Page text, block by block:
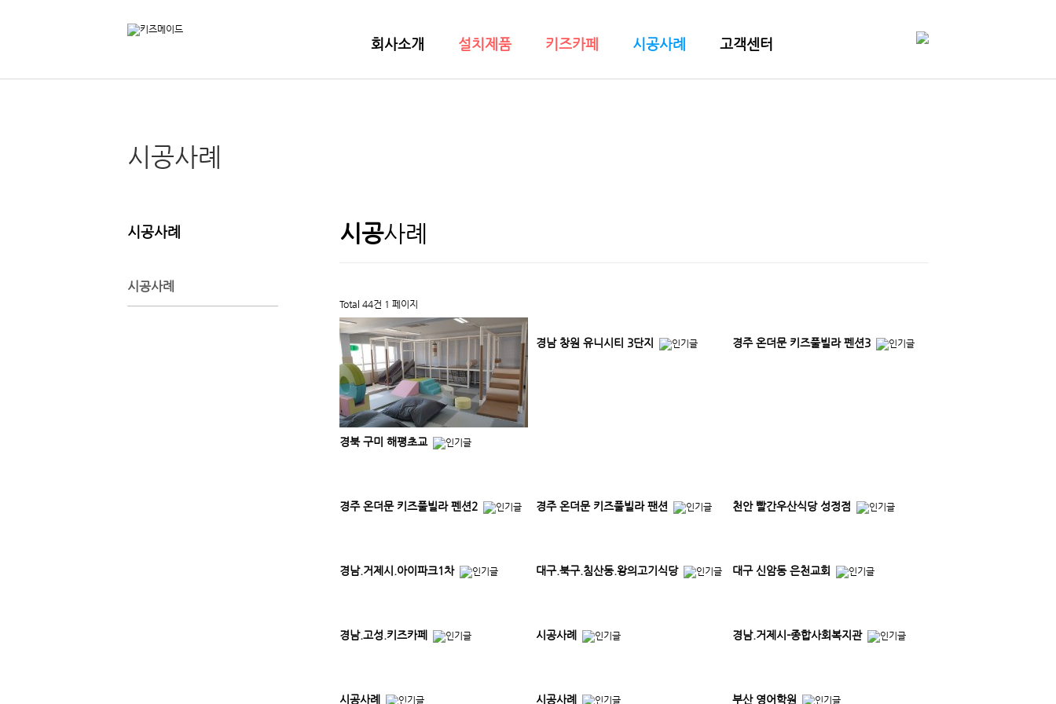
회사소개 설치제품 키즈카페 시공사례 고객센터
시공사례
시공사례
시공사례
시공사례
Total 44건 1 페이지
경북 구미 해평초교
경남 창원 유니시티 3단지 경주 온더문 키즈풀빌라 펜션3
경주 온더문 키즈풀빌라 펜션2 경주 온더문 키즈풀빌라 팬션 천안 빨간우산식당 성정점
경남.거제시.아이파크1차 대구.북구.침산동.왕의고기식당 대구 신암동 은천교회
경남.고성.키즈카페 시공사례 경남.거제시-종합사회복지관
시공사례 시공사례 부산 영어학원